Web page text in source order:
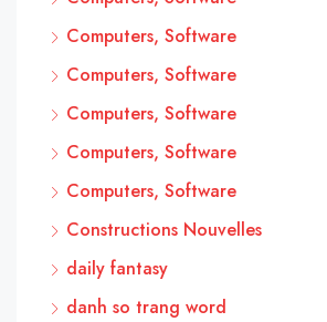
Computers, Software
Computers, Software
Computers, Software
Computers, Software
Computers, Software
Constructions Nouvelles
daily fantasy
danh so trang word